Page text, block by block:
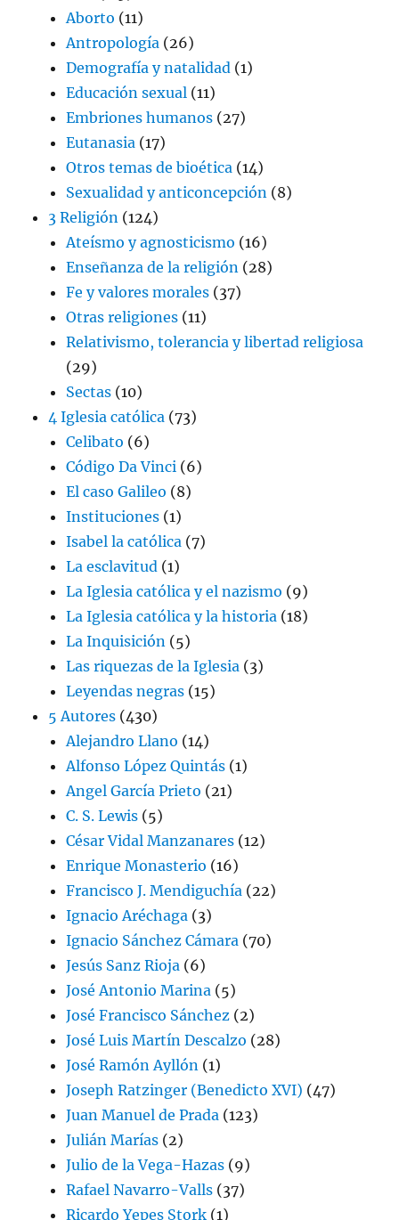
Aborto (11)
Antropología (26)
Demografía y natalidad (1)
Educación sexual (11)
Embriones humanos (27)
Eutanasia (17)
Otros temas de bioética (14)
Sexualidad y anticoncepción (8)
3 Religión (124)
Ateísmo y agnosticismo (16)
Enseñanza de la religión (28)
Fe y valores morales (37)
Otras religiones (11)
Relativismo, tolerancia y libertad religiosa
(29)
Sectas (10)
4 Iglesia católica (73)
Celibato (6)
Código Da Vinci (6)
El caso Galileo (8)
Instituciones (1)
Isabel la católica (7)
La esclavitud (1)
La Iglesia católica y el nazismo (9)
La Iglesia católica y la historia (18)
La Inquisición (5)
Las riquezas de la Iglesia (3)
Leyendas negras (15)
5 Autores (430)
Alejandro Llano (14)
Alfonso López Quintás (1)
Angel García Prieto (21)
C. S. Lewis (5)
César Vidal Manzanares (12)
Enrique Monasterio (16)
Francisco J. Mendiguchía (22)
Ignacio Aréchaga (3)
Ignacio Sánchez Cámara (70)
Jesús Sanz Rioja (6)
José Antonio Marina (5)
José Francisco Sánchez (2)
José Luis Martín Descalzo (28)
José Ramón Ayllón (1)
Joseph Ratzinger (Benedicto XVI) (47)
Juan Manuel de Prada (123)
Julián Marías (2)
Julio de la Vega-Hazas (9)
Rafael Navarro-Valls (37)
Ricardo Yepes Stork (1)